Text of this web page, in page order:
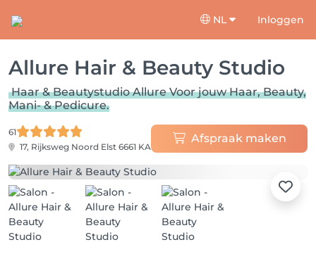
NL Inloggen
Allure Hair & Beauty Studio
Haar & Beautystudio Allure Voor jouw Haar, Beauty,
Mani- & Pedicure.
61
17, Rijksweg Noord Elst 6661 KA
Afspraak maken